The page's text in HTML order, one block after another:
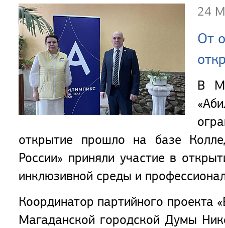
24
От
В
открытие прошло на базе
России» приняли участие в
инклюзивной среды и
Координатор партийного проекта
Магаданской городской Думы